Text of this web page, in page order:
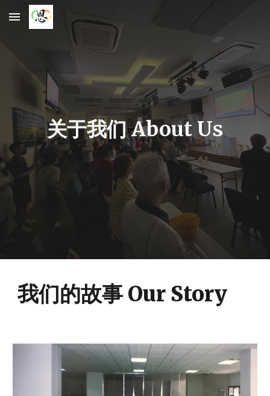
Skip to main content
关于我们 About Us
我们的故事 Our Story